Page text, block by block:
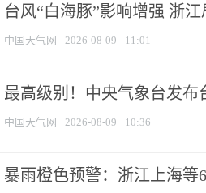
台风“白海豚”影响增强 浙
中国天气网 2026-08-09 11:01
最高级别！中央气象台发布
中国天气网 2026-08-09 10:36
暴雨橙色预警：浙江上海等